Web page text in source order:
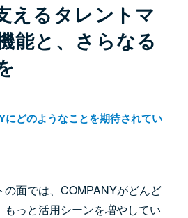
えるタレントマ
能と、さらなる
にどのようなことを期待されてい
の面では、COMPANYがどんど
もっと活用シーンを増やしてい